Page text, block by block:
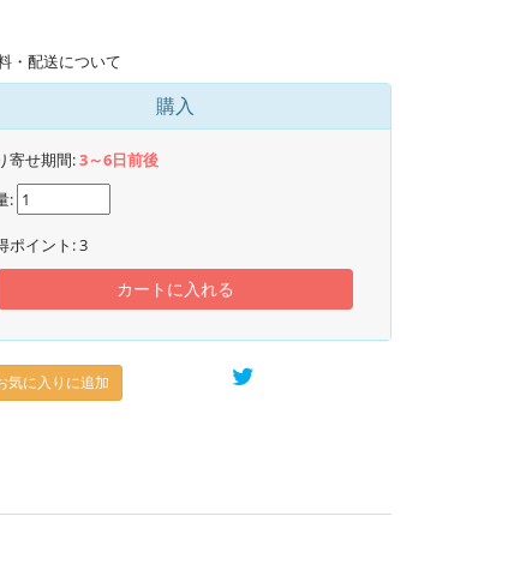
・配送について
購入
寄せ期間:3～6日前後
:
ポイント:3
カートに入れる
気に入りに追加